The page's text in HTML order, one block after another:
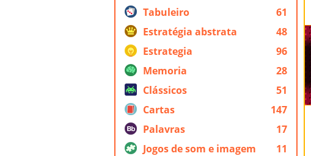
Tabuleiro
61
Estratégia abstrata
48
Estrategia
96
Memoria
28
Clássicos
51
Cartas
147
Palavras
17
Jogos de som e imagem
11